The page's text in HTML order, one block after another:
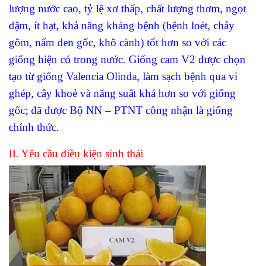
lượng nước cao, tỷ lệ xơ thấp, chất lượng thơm, ngọt
đậm, ít hạt, khả năng kháng bệnh (bệnh loét, chảy
gôm, nấm đen gốc, khô cành) tốt hơn so với các
giống hiện có trong nước. Giống cam V2 được chọn
tạo từ giống Valencia Olinda, làm sạch bệnh qua vi
ghép, cây khoẻ và năng suất khá hơn so với giống
gốc; đã được Bộ NN – PTNT công nhận là giống
chính thức.
II. Yêu cầu điều kiện sinh thái